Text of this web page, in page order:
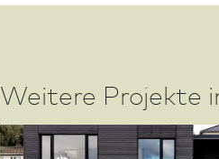
Weitere Projekte